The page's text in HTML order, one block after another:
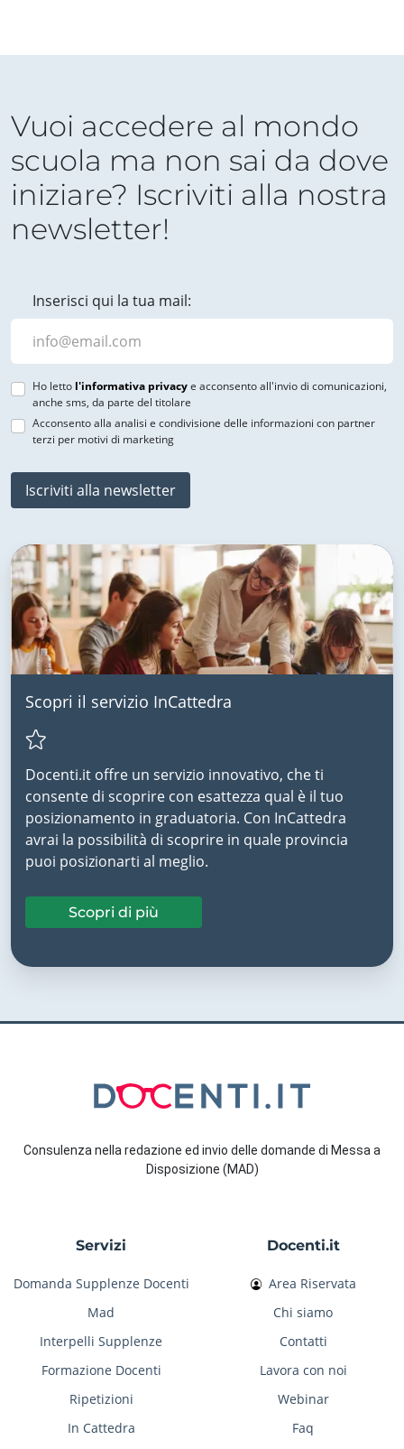
Vuoi accedere al mondo
scuola ma non sai da dove
iniziare? Iscriviti alla nostra
newsletter!
Inserisci qui la tua mail:
Ho letto l'informativa privacye acconsento all'invio di comunicazioni,
anche sms, da parte del titolare
Acconsento alla analisi e condivisione delle informazioni con partner
terzi per motivi di marketing
Iscriviti alla newsletter
Scopri il servizio InCattedra
Docenti.it offre un servizio innovativo, che ti
consente di scoprire con esattezza qual è il tuo
posizionamento in graduatoria. Con InCattedra
avrai la possibilità di scoprire in quale provincia
puoi posizionarti al meglio.
Scopri di più
Consulenza nella redazione ed invio delle domande di Messa a
Disposizione (MAD)
Servizi
Domanda Supplenze Docenti
Mad
Interpelli Supplenze
Formazione Docenti
Ripetizioni
In Cattedra
Docenti.it
Area Riservata
Chi siamo
Contatti
Lavora con noi
Webinar
Faq